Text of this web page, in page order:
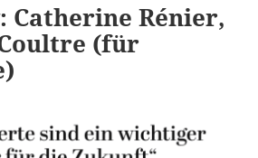
Rénier,
(für